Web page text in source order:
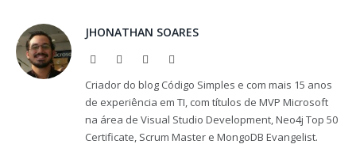
JHONATHAN SOARES
Website Facebook
Criador do blog Código Simples e com mais 15 anos
de experiência em TI, com títulos de MVP Microsoft
na área de Visual Studio Development, Neo4j Top 50
Certificate, Scrum Master e MongoDB Evangelist.